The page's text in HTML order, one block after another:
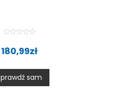
0
o
u
t
180,99zł
sam